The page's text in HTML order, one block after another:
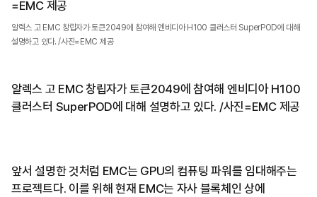
알렉스 고 EMC 창립자가 토큰2049에 참여해 엔비디아 H100 클러스터 SuperPOD에 대해
설명하고 있다. /사진=EMC 제공
알렉스 고 EMC 창립자가 토큰2049에 참여해 엔비디아 H100
클러스터 SuperPOD에 대해 설명하고 있다. /사진=EMC 제공
앞서 설명한 것처럼 EMC는 GPU의 컴퓨팅 파워를 임대해주는
프로젝트다. 이를 위해 현재 EMC는 자사 블록체인 상에